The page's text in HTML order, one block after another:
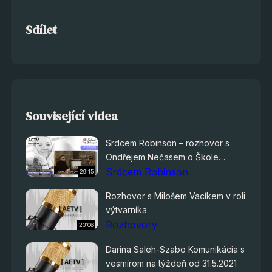
Sdílet
Související videa
29:15
Srdcem Robinson – rozhovor s
Ondřejem Nečasem o Škole
improvizace
Srdcem Robinson
23:06
Rozhovor s Milošem Vacíkem v roli
výtvarníka
Rozhovory
Darina Saleh-Szabo Komunikácia s
vesmírom na týždeň od 31.5.2021